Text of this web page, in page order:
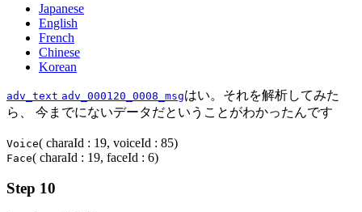
Japanese
English
French
Chinese
Korean
adv_text adv_000120_0008_msgはい。それを解析してみた
ら、 今までにないデータだということがわかったんです
Voice( charaId : 19, voiceId : 85)
Face( charaId : 19, faceId : 6)
Step 10